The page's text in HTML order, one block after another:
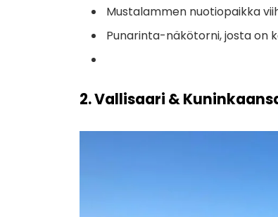
Mustalammen nuotiopaikka
Punarinta-näkötorni, josta on
2. Vallisaari &